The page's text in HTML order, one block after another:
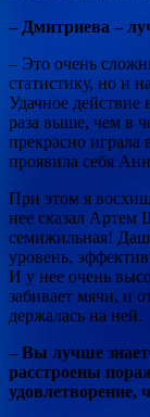
– Дмитриева –
– Это очень
статистику, но и
Удачное
раза выше, чем в
прекрасно
проявила себя
При этом я
нее сказал Артем
семижильная!
уровень,
И у нее очень
забивает мячи, и
держалась на ней.
– Вы лучше
расстроены
удовлетворение,